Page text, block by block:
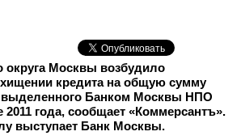
округа Москвы возбудило
кредита на общую сумму
выделенного Банком Москвы НПО
2011 года, сообщает «Коммерсантъ».
выступает Банк Москвы.